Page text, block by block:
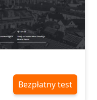
Bezpłatny test